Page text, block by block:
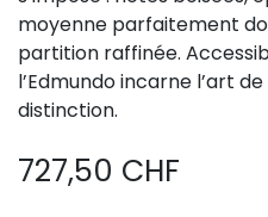
moyenne parfaitement
partition raffinée.
l’Edmundo incarne l’art
distinction.
727,50 CHF